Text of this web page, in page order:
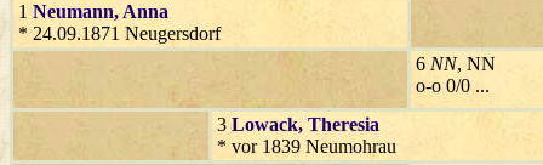
1 Neumann, Anna
* 24.09.1871 Neugersdorf
6 NN, NN
o-o 0/0 ...
3 Lowack, Theresia
* vor 1839 Neumohrau